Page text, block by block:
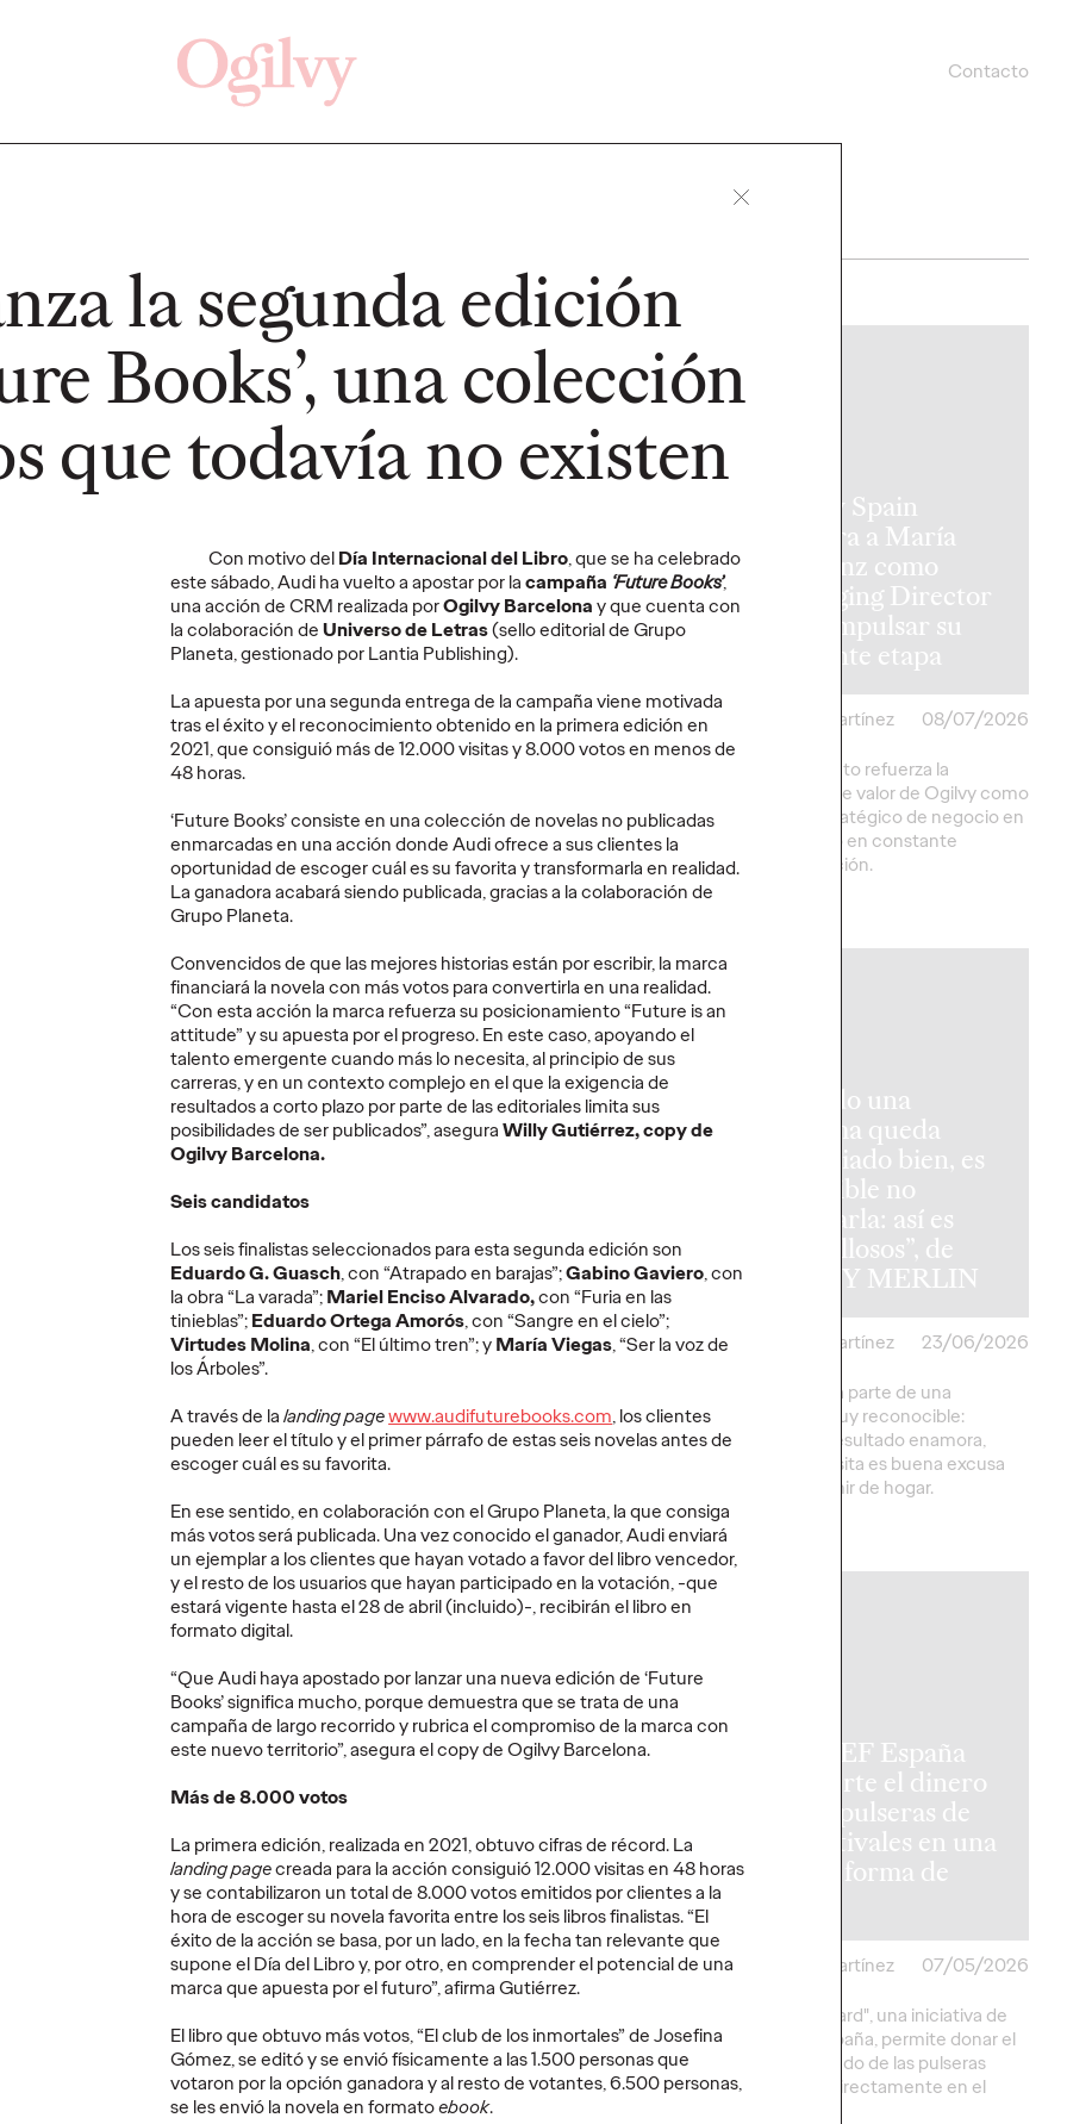
Contacto
la segunda edición
Books’, una colección
que todavía no existen
Con motivo delDía Internacional del Libro, que se ha celebrado
este sábado, Audi ha vuelto a apostar por lacampaña ‘Future Books’,
una acción de CRM realizada porOgilvy Barcelonay que cuenta con
la colaboración deUniverso de Letras(sello editorial de Grupo
Planeta, gestionado por Lantia Publishing).
La apuesta por una segunda entrega de la campaña viene motivada
tras el éxito y el reconocimiento obtenido en la primera edición en
2021, que consiguió más de 12.000 visitas y 8.000 votos en menos de
48 horas.
‘Future Books’ consiste en una colección de novelas no publicadas
enmarcadas en una acción donde Audi ofrece a sus clientes la
oportunidad de escoger cuál es su favorita y transformarla en realidad.
La ganadora acabará siendo publicada, gracias a la colaboración de
Grupo Planeta.
Convencidos de que las mejores historias están por escribir, la marca
financiará la novela con más votos para convertirla en una realidad.
“Con esta acción la marca refuerza su posicionamiento “Future is an
attitude” y su apuesta por el progreso. En este caso, apoyando el
talento emergente cuando más lo necesita, al principio de sus
carreras, y en un contexto complejo en el que la exigencia de
resultados a corto plazo por parte de las editoriales limita sus
posibilidades de ser publicados”, aseguraWilly Gutiérrez, copy de
Ogilvy Barcelona.
Seis candidatos
Los seis finalistas seleccionados para esta segunda edición son
Eduardo G. Guasch, con “Atrapado en barajas”;Gabino Gaviero, con
la obra “La varada”;Mariel Enciso Alvarado,con “Furia en las
tinieblas”;Eduardo Ortega Amorós, con “Sangre en el cielo”;
Virtudes Molina, con “El último tren”; yMaría Viegas, “Ser la voz de
los Árboles”.
A través de lalanding pagewww.audifuturebooks.com, los clientes
pueden leer el título y el primer párrafo de estas seis novelas antes de
escoger cuál es su favorita.
En ese sentido, en colaboración con el Grupo Planeta, la que consiga
más votos será publicada. Una vez conocido el ganador, Audi enviará
un ejemplar a los clientes que hayan votado a favor del libro vencedor,
y el resto de los usuarios que hayan participado en la votación, -que
estará vigente hasta el 28 de abril (incluido)-, recibirán el libro en
formato digital.
“Que Audi haya apostado por lanzar una nueva edición de ‘Future
Books’ significa mucho, porque demuestra que se trata de una
campaña de largo recorrido y rubrica el compromiso de la marca con
este nuevo territorio”, asegura el copy de Ogilvy Barcelona.
Más de 8.000 votos
La primera edición, realizada en 2021, obtuvo cifras de récord. La
landing pagecreada para la acción consiguió 12.000 visitas en 48 horas
y se contabilizaron un total de 8.000 votos emitidos por clientes a la
hora de escoger su novela favorita entre los seis libros finalistas. “El
éxito de la acción se basa, por un lado, en la fecha tan relevante que
supone el Día del Libro y, por otro, en comprender el potencial de una
marca que apuesta por el futuro”, afirma Gutiérrez.
El libro que obtuvo más votos, “El club de los inmortales” de Josefina
Gómez, se editó y se envió físicamente a las 1.500 personas que
votaron por la opción ganadora y al resto de votantes, 6.500 personas,
se les envió la novela en formatoebook.
Click here
PRESS
incorpora a Ogilvy
Spain como
Associate Creative
Director
Christian Martínez
21/07/2026
Canhisares se incorpora al equipo
formar dupla con Leonardo
Marçal, que promociona a
Associate Creative Director.
More→
PRESS
gira adaptada para
personas con
movilidad reducida
de la historia
Christian Martínez
16/07/2026
banda puedan desplazarse a sus
conciertos sin barreras de
accesibilidad.
Ogilvy Spain
nombra a María
Herranz como
Managing Director
para impulsar su
siguiente etapa
Christian Martínez
08/07/2026
El movimiento refuerza la
propuesta de valor de Ogilvy como
partner estratégico de negocio en
un mercado en constante
transformación.
PRESS
Puntúan, comparan
y recomiendan: el
Ministerio de
Igualdad convierte
las reseñas de los
puteros en una
denuncia
Christian Martínez
30/06/2026
perturbador: La prostitución se ha
normalizado tanto que hay
hombres que reseñan sus
More→
PRESS
partido contra el
colectivo LGTBIQ+
Christian Martínez
26/06/2026
mesa que 16 selecciones del
Mundial de Fútbol persiguen y
More→
Cuando una
reforma queda
demasiado bien, es
imposible no
enseñarla: así es
“Orgullosos”, de
LEROY MERLIN
Christian Martínez
23/06/2026
La campaña parte de una
situación muy reconocible:
cuando el resultado enamora,
cualquier visita es buena excusa
para presumir de hogar.
PRESS
DomiWorld amplía
su universo creativo
con la campaña
“DormiNatur
gummies Forte +
Spray”
Christian Martínez
19/05/2026
desarrollada por Ogilvy Spain,
convierte una situación cotidiana
en una historia para presentar la
nueva gama.
PRESS
MAX) al ritmo de
Naomi Campbell en
Madrid
Christian Martínez
11/05/2026
celebra una velada única en la
Finca El Chaparral de Pozuelo de
Alarcón.
UNICEF España
convierte el dinero
de las pulseras de
los festivales en una
nueva forma de
Christian Martínez
07/05/2026
"Cash Forward", una iniciativa de
UNICEF España, permite donar el
saldo no usado de las pulseras
"cashless" directamente en el